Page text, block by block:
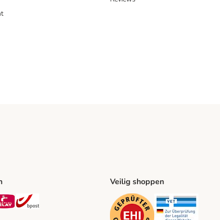
Method
Shipping Method
Mondial Relay Shipping Method
Veilig shoppen
Security